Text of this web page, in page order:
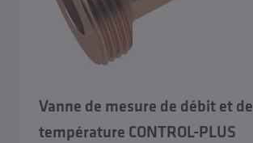
Vanne de mesure de débit et de
température CONTROL-PLUS